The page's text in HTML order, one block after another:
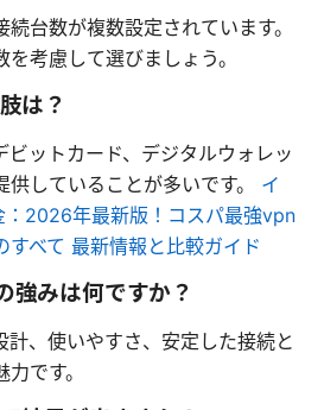
台数が複数設定されています。
考慮して選びましょう。
は？
ビットカード、デジタルウォレッ
供していることが多いです。 イ
：2026年最新版！コスパ最強vpn
すべて 最新情報と比較ガイド
みは何ですか？
計、使いやすさ、安定した接続と
です。